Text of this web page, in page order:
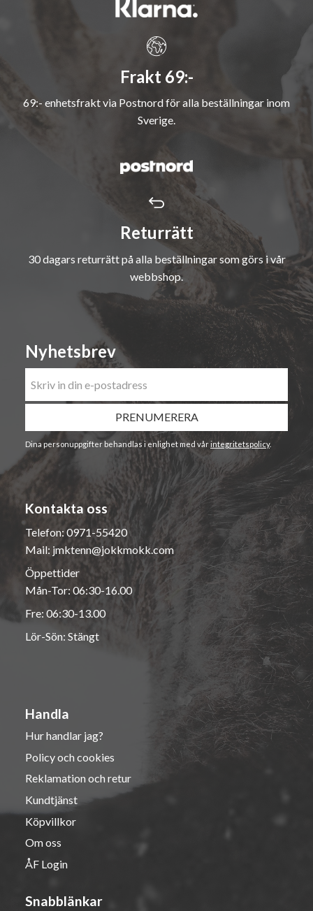
Frakt 69:-
69:- enhetsfrakt via Postnord för alla beställningar inom
Sverige.
Returrätt
30 dagars returrätt på alla beställningar som görs i vår
webbshop.
Nyhetsbrev
PRENUMERERA
Dina personuppgifter behandlas i enlighet med vårintegritetspolicy.
Kontakta oss
Telefon: 0971-55420
Mail: jmktenn@jokkmokk.com
Öppettider
Mån-Tor: 06:30-16.00
Fre: 06:30-13.00
Lör-Sön: Stängt
Handla
Hur handlar jag?
Policy och cookies
Reklamation och retur
Kundtjänst
Köpvillkor
Om oss
ÅF Login
Snabblänkar